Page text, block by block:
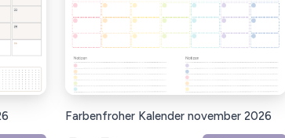
Farbenfroher Kalender november 2026